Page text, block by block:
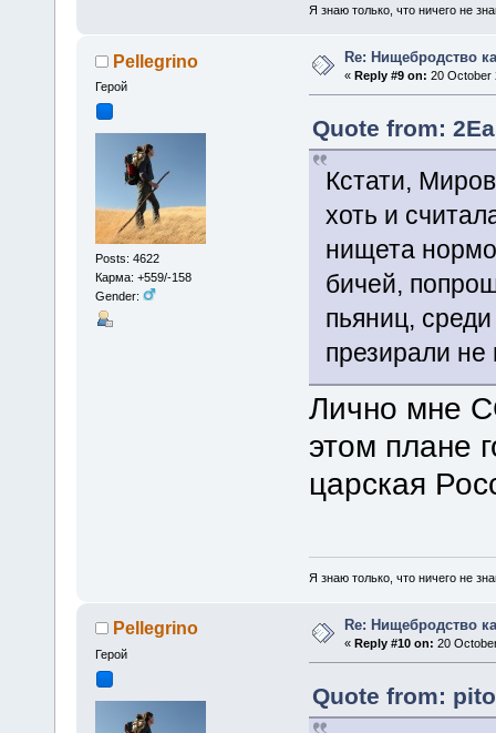
Я знаю только, что ничего не
Pellegrino
Герой
Posts: 4622
Карма: +559/-158
Gender:
Re: Нищебродство
« Reply #9 on: 20 October
Quote from:
Кстати,
хоть и
нищета
бичей,
пьяниц,
презирали
Лично мне
этом плане
царская
Я знаю только, что ничего не
Pellegrino
Герой
Re: Нищебродство
« Reply #10 on: 20
Quote from: